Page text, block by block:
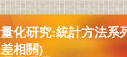
量化研究:統計方法系
差相關)